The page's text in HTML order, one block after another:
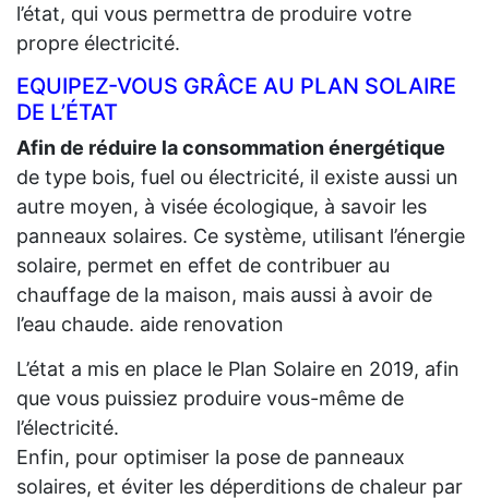
l’état, qui vous permettra de produire votre
propre électricité.
EQUIPEZ-VOUS GRÂCE AU PLAN SOLAIRE
DE L’ÉTAT
Afin de réduire la consommation énergétique
de type bois, fuel ou électricité, il existe aussi un
autre moyen, à visée écologique, à savoir les
panneaux solaires. Ce système, utilisant l’énergie
solaire, permet en effet de contribuer au
chauffage de la maison, mais aussi à avoir de
l’eau chaude. aide renovation
L’état a mis en place le Plan Solaire en 2019, afin
que vous puissiez produire vous-même de
l’électricité.
Enfin, pour optimiser la pose de panneaux
solaires, et éviter les déperditions de chaleur par